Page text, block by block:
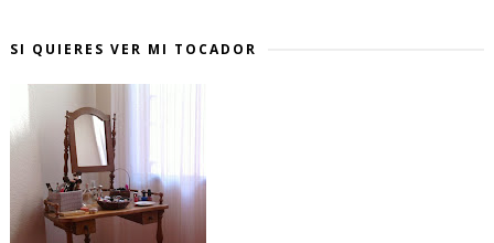
SI QUIERES VER MI TOCADOR